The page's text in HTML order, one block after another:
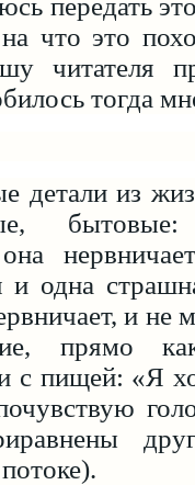
передать
что это
читателя
тогда
детали из
и одна
и не
прямо
с пищей: «Я